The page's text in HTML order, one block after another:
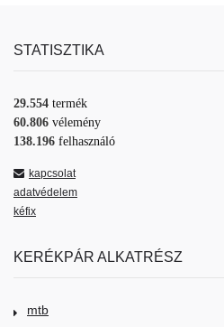
STATISZTIKA
29.554 termék
60.806 vélemény
138.196 felhasználó
kapcsolat
adatvédelem
kéfix
KERÉKPÁR ALKATRÉSZ
mtb